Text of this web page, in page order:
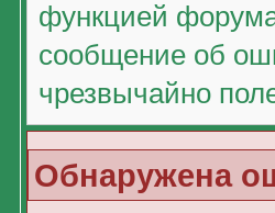
функцией
сообщение об
чрезвычайно
Обнаружена